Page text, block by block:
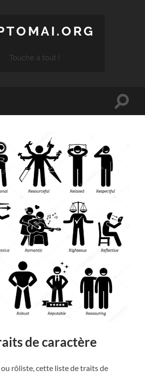
Touche à tout !
Toggle
de caractère
rôliste, cette liste de traits de